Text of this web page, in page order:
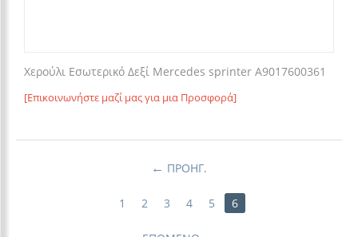
Χερούλι Εσωτερικό Δεξί Mercedes sprinter A9017600361
[Επικοινωνήστε μαζί μας για μια Προσφορά]
ΠΡΟΗΓ.
1 2 3 4 5 6